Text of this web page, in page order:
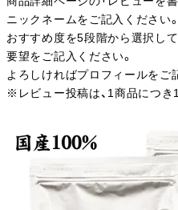
ニックネームをご記入ください。
おすすめ度を5段階から選択し
要望をご記入ください。
よろしければプロフィールをご
※レビュー投稿は、1商品につき